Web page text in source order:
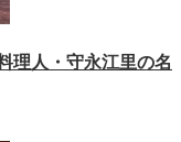
理人・守永江里の名